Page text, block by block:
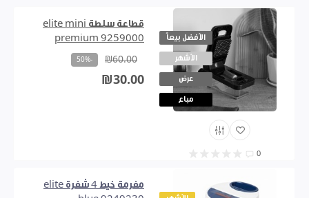
الأفضل بيعاً
الأشهر
عرض
مباع
0
قطاعة سلطة elite mini
premium 9259000
₪60.00
-50%
₪30.00
مفرمة خيط 4 شفرة elite